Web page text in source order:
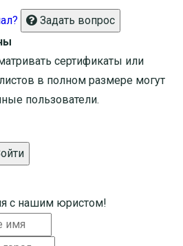
Задать вопрос
сертификаты или
в полном размере могут
пользователи.
с нашим юристом!